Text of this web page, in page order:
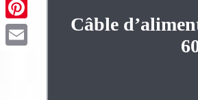
Pinterest
Câble